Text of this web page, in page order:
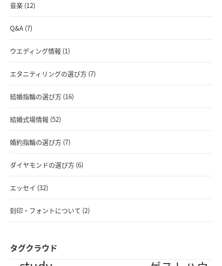
音楽 (12)
Q&A (7)
ウエディング情報 (1)
エタニティリングの選び方 (7)
結婚指輪の選び方 (16)
結婚式場情報 (52)
婚約指輪の選び方 (7)
ダイヤモンドの選び方 (6)
エッセイ (32)
刻印・フォントについて (2)
タグクラウド